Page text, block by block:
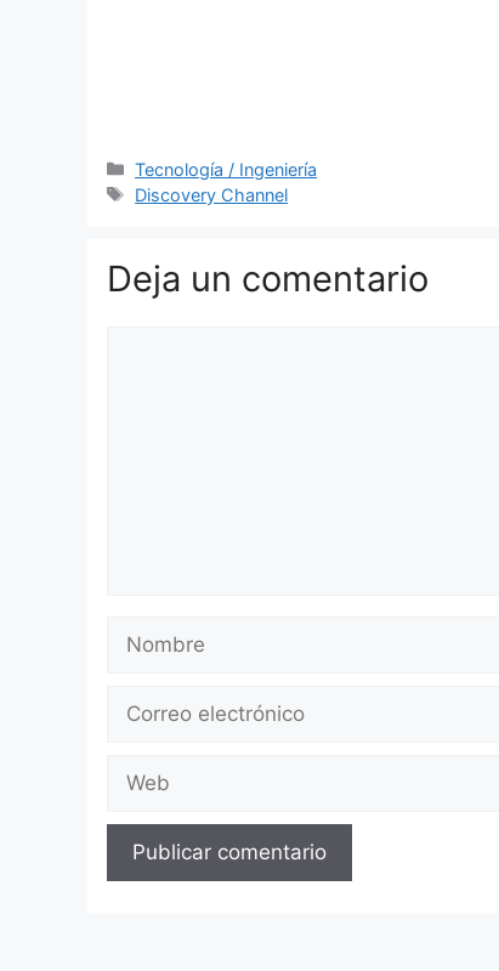
Categorías
Tecnología / Ingeniería
Etiquetas
Discovery Channel
Deja un comentario
electrónico